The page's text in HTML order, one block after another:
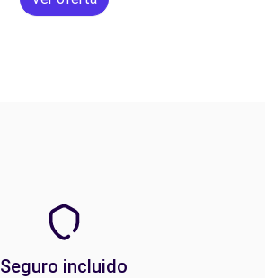
Seguro incluido